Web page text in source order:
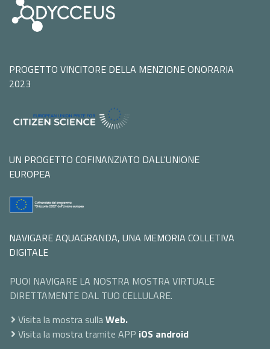
PROGETTO VINCITORE DELLA MENZIONE ONORARIA
2023
UN PROGETTO COFINANZIATO DALL'UNIONE
EUROPEA
NAVIGARE AQUAGRANDA, UNA MEMORIA COLLETIVA
DIGITALE
PUOI NAVIGARE LA NOSTRA MOSTRA VIRTUALE
DIRETTAMENTE DAL TUO CELLULARE.
Visita la mostra sullaWeb.
Visita la mostra tramite APP iOS android